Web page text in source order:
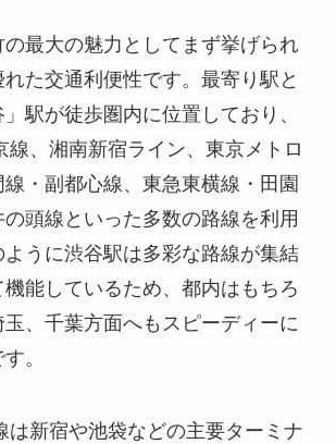
最大の魅力としてまず挙げられ
た交通利便性です。最寄り駅と
駅が徒歩圏内に位置しており、
線、湘南新宿ライン、東京メトロ
・副都心線、東急東横線・田園
頭線といった多数の路線を利用
うに渋谷駅は多彩な路線が集結
能しているため、都内はもちろ
、千葉方面へもスピーディーに
。
は新宿や池袋などの主要ターミナ